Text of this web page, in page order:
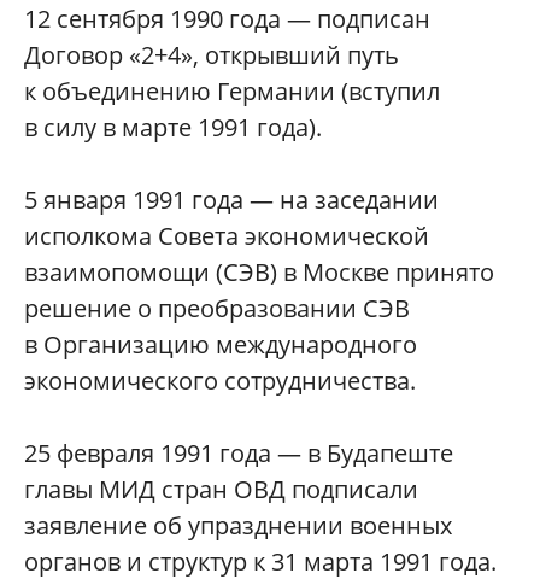
12 сентября 1990 года — подписан
Договор «2+4», открывший путь
к объединению Германии (вступил
в силу в марте 1991 года).
5 января 1991 года — на заседании
исполкома Совета экономической
взаимопомощи (СЭВ) в Москве принято
решение о преобразовании СЭВ
в Организацию международного
экономического сотрудничества.
25 февраля 1991 года — в Будапеште
главы МИД стран ОВД подписали
заявление об упразднении военных
органов и структур к 31 марта 1991 года.